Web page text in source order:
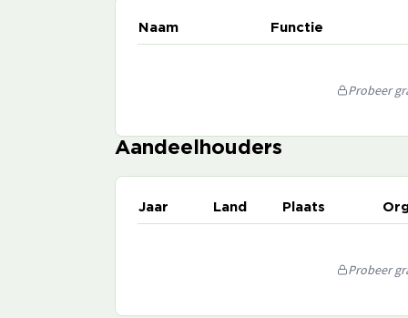
Naam Functie
Probeer
Aandeelhouders
Jaar Land Plaats
Probeer